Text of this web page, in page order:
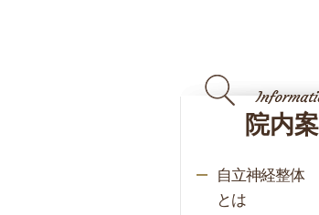
院内
自立神経整体
とは